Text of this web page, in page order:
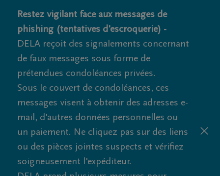
Restez vigilant face aux messages de
phishing (tentatives d'escroquerie) -
DELA reçoit des signalements concernant
de faux messages sous forme de
prétendues condoléances privées.
Sous le couvert de condoléances, ces
messages visent à obtenir des adresses e-
mail, d'autres données personnelles ou
un paiement. Ne cliquez pas sur des liens
ou des pièces jointes suspects et vérifiez
soigneusement l'expéditeur.